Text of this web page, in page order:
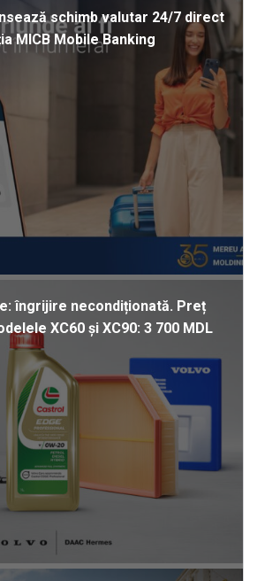
schimb valutar 24/7 direct
MICB Mobile Banking
îngrijire necondiționată. Preț
XC60 și XC90: 3 700 MDL